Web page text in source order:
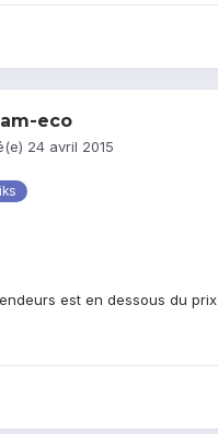
eco
24 avril 2015
est en dessous du